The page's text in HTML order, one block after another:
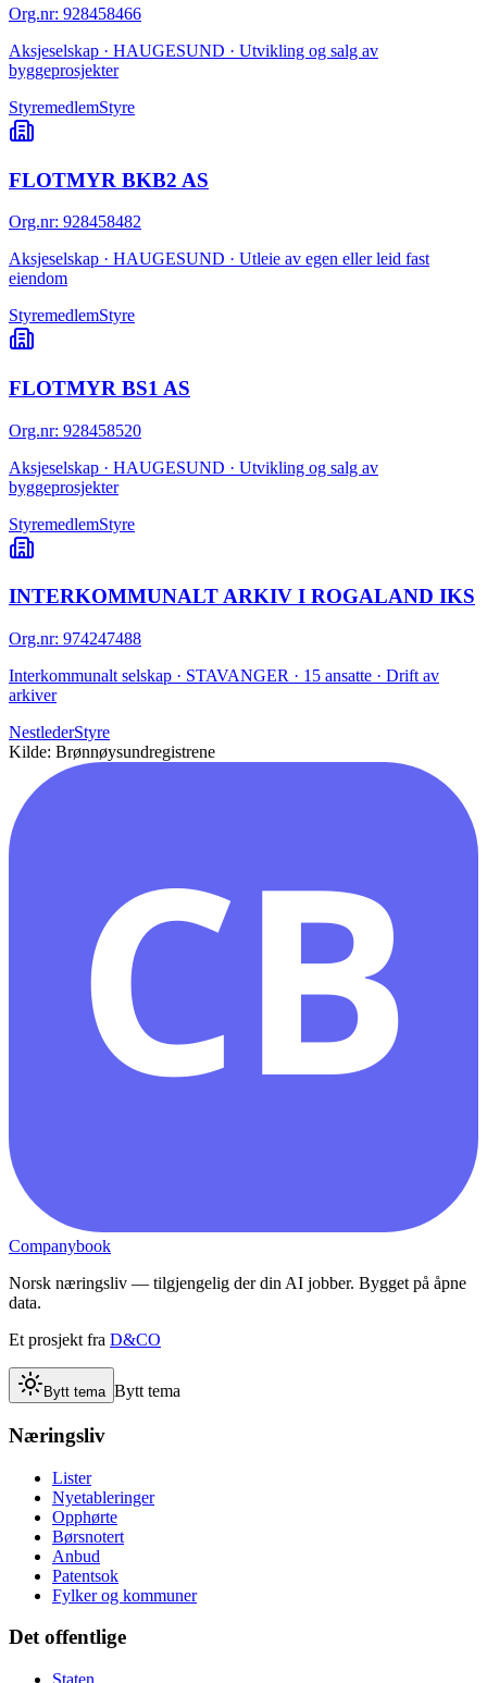
Org.nr: 928458466
Aksjeselskap · HAUGESUND · Utvikling og salg av
byggeprosjekter
StyremedlemStyre
FLOTMYR BKB2 AS
Org.nr: 928458482
Aksjeselskap · HAUGESUND · Utleie av egen eller leid fast
eiendom
StyremedlemStyre
FLOTMYR BS1 AS
Org.nr: 928458520
Aksjeselskap · HAUGESUND · Utvikling og salg av
byggeprosjekter
StyremedlemStyre
INTERKOMMUNALT ARKIV I ROGALAND IKS
Org.nr: 974247488
Interkommunalt selskap · STAVANGER · 15 ansatte · Drift av
arkiver
NestlederStyre
Kilde: Brønnøysundregistrene
CB
Companybook
Norsk næringsliv — tilgjengelig der din AI jobber. Bygget på åpne
data.
Et prosjekt fra D&CO
Bytt tema Bytt tema
Næringsliv
Lister
Nyetableringer
Opphørte
Børsnotert
Anbud
Patentsok
Fylker og kommuner
Det offentlige
Staten